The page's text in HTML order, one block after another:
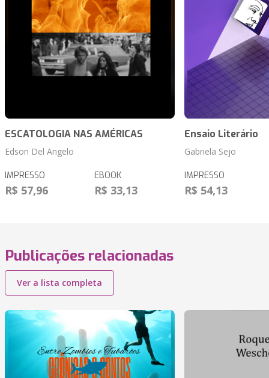
ESCATOLOGIA NAS AMÉRICAS
Edson Del Angelo
IMPRESSO
R$ 57,96
EBOOK
R$ 33,13
Ensaio Literário
Gabriela Sejo
IMPRESSO
R$ 54,13
Publicações relacionadas
Ver a lista completa